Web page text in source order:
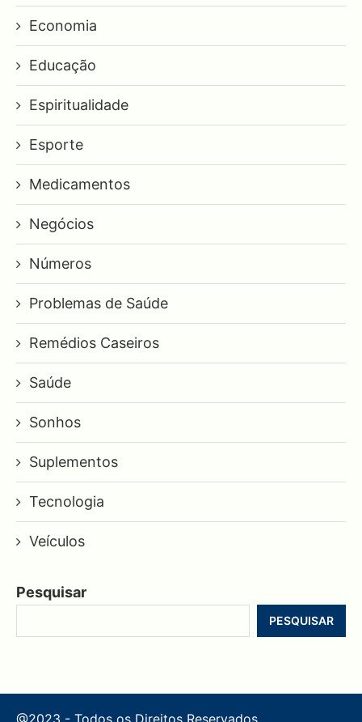
Economia
Educação
Espiritualidade
Esporte
Medicamentos
Negócios
Números
Problemas de Saúde
Remédios Caseiros
Saúde
Sonhos
Suplementos
Tecnologia
Veículos
Pesquisar
PESQUISAR
@2023 - Todos os Direitos Reservados